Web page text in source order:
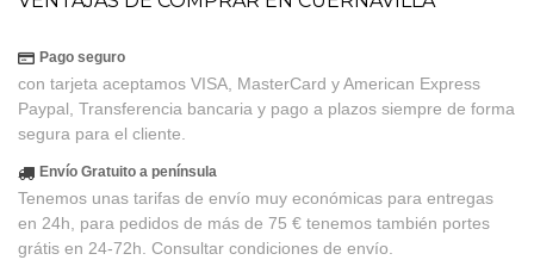
Pago seguro
con tarjeta aceptamos VISA, MasterCard y American Express
Paypal, Transferencia bancaria y pago a plazos siempre de forma
segura para el cliente.
Envío Gratuito a península
Tenemos unas tarifas de envío muy económicas para entregas
en 24h, para pedidos de más de 75 € tenemos también portes
grátis en 24-72h. Consultar condiciones de envío.